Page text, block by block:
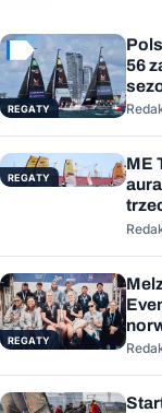
REGATY
56
REGATY
ME
REGATY